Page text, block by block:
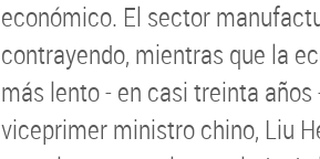
económico. El sector
contrayendo, mientras que la
más lento - en casi treinta
viceprimer ministro chino, Liu